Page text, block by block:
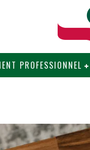
PROFESSIONNEL